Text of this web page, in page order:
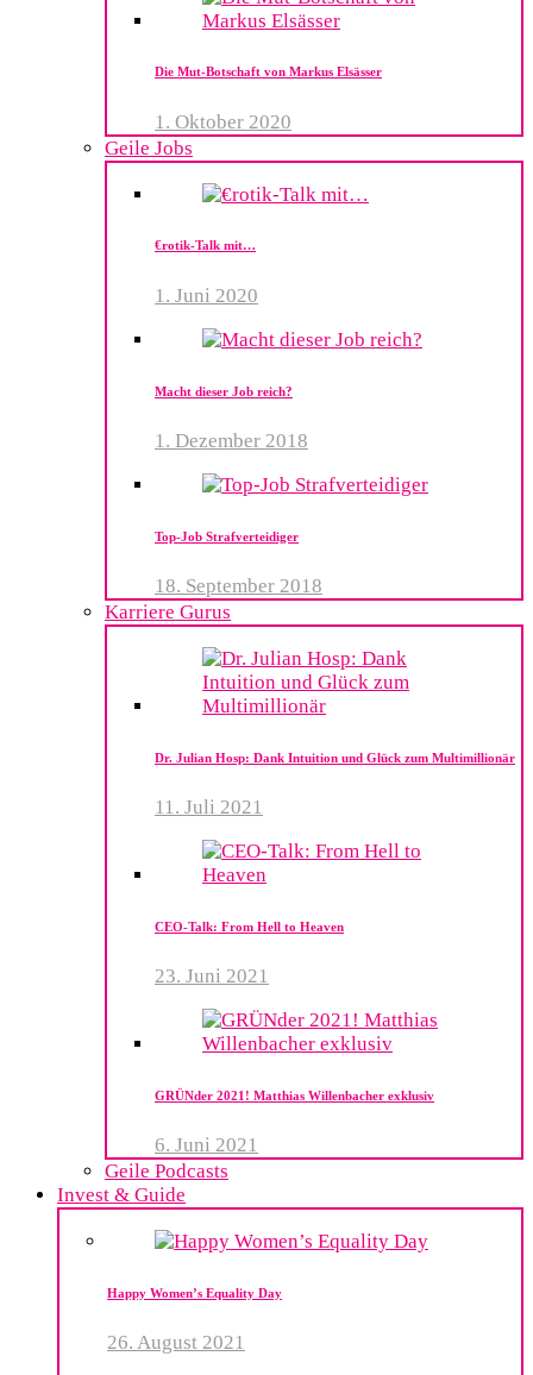
Die Mut-Botschaft von Markus Elsässer
1. Oktober 2020
Geile Jobs
€rotik-Talk mit…
1. Juni 2020
Macht dieser Job reich?
1. Dezember 2018
Top-Job Strafverteidiger
18. September 2018
Karriere Gurus
Dr. Julian Hosp: Dank Intuition und Glück zum Multimillionär
11. Juli 2021
CEO-Talk: From Hell to Heaven
23. Juni 2021
GRÜNder 2021! Matthias Willenbacher exklusiv
6. Juni 2021
Geile Podcasts
Invest & Guide
Happy Women’s Equality Day
26. August 2021